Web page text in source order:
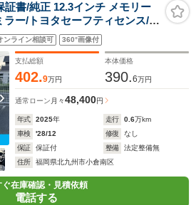
書/純正 12.3インチ メモリー
ー/トヨタセーフティセンス/シ
ックビューモニター/車線逸脱
ハーフレザー
ンライン相談可 360°画像付
支払総額
402.9万円
本体価格
390.6万円
通常ローン 月々48,400円
年式 2025年 走行 0.6万km
車検
'28/12 修復
なし
保証
保証付 整備
法定整備無
住所
福岡県北九州市小倉南区
ぐ在庫確認・見積依頼
電話する